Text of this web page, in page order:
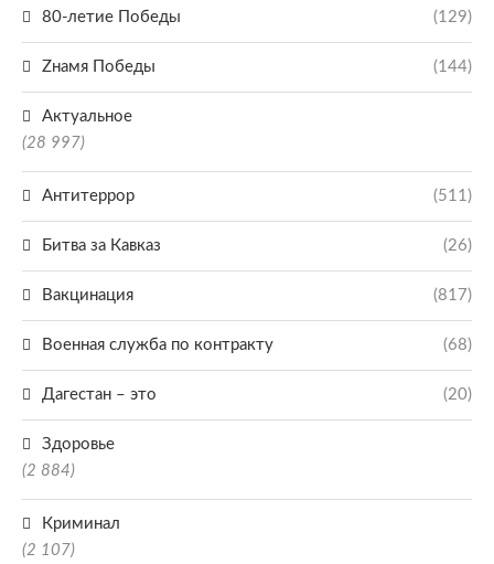
80-летие Победы (129)
Zнамя Победы (144)
Актуальное
(28 997)
Антитеррор (511)
Битва за Кавказ (26)
Вакцинация (817)
Военная служба по контракту (68)
Дагестан – это (20)
Здоровье
(2 884)
Криминал
(2 107)